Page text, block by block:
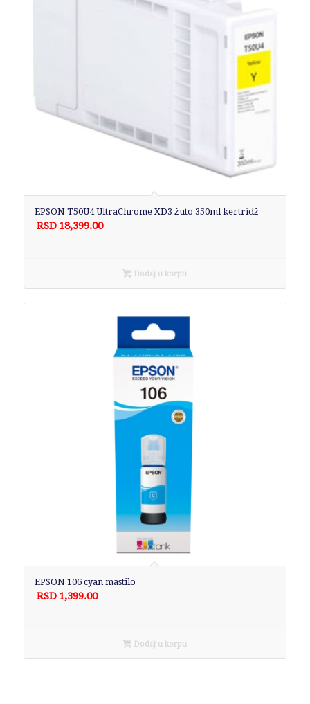
EPSON T50U4 UltraChrome XD3 žuto 350ml kertridž
RSD 18,399.00
Dodaj u korpu
EPSON 106 cyan mastilo
RSD 1,399.00
Dodaj u korpu